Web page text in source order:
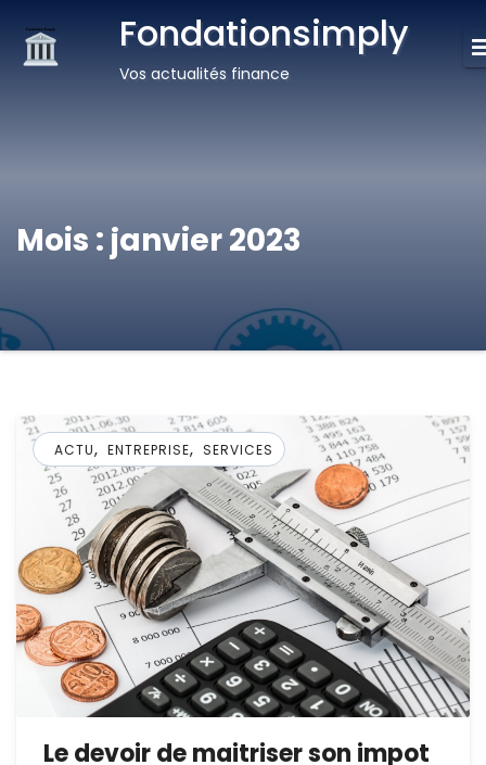
Fondationsimply
Vos actualités finance
Mois : janvier 2023
ACTU, ENTREPRISE, SERVICES
Le devoir de maitriser son impot